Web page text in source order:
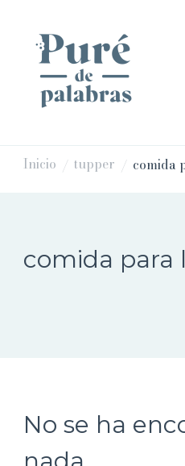
Inicio / tupper / comida
comida para
No se ha